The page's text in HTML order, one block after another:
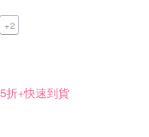
+2
折+快速到貨